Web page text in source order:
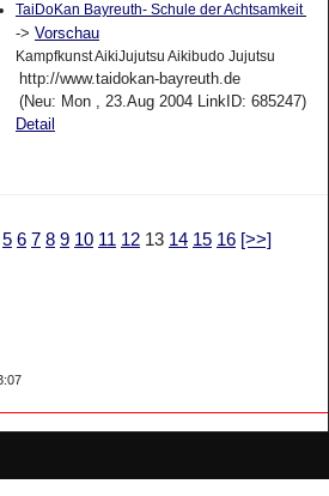
TaiDoKan Bayreuth- Schule der Achtsamkeit
-> Vorschau
Kampfkunst AikiJujutsu Aikibudo Jujutsu
http://www.taidokan-bayreuth.de
(Neu: Mon , 23.Aug 2004 LinkID: 685247)
Detail
5 6 7 8 9 10 11 12 13 14 15 16 [>>]